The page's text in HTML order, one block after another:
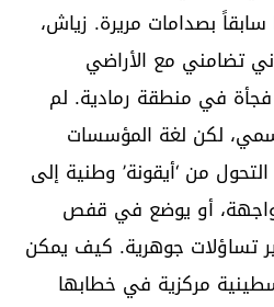
بصدامات مريرة. زياش،
تضامني مع الأراضي
في منطقة رمادية. لم
لكن لغة المؤسسات
من ‘أيقونة’ وطنية إلى
أو يوضع في قفص
تساؤلات جوهرية. كيف يمكن
مركزية في خطابها